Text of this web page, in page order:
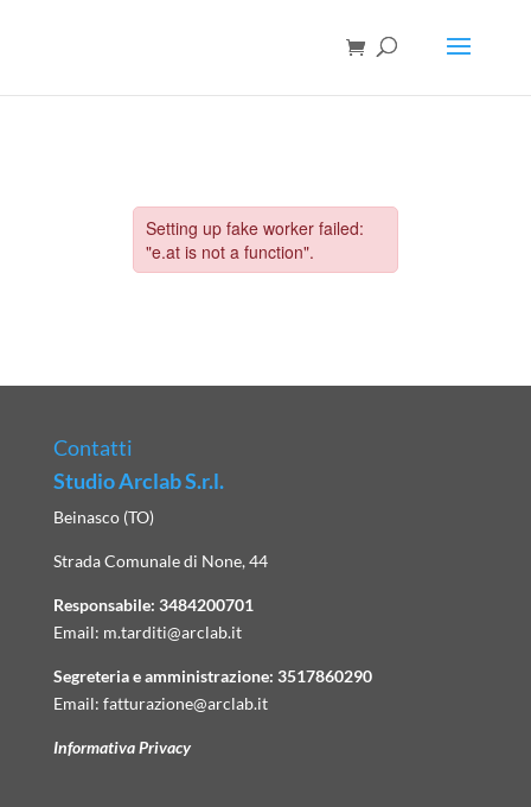
Contatti
Studio Arclab S.r.l.
Beinasco (TO)
Strada Comunale di None, 44
Responsabile: 3484200701
Email: m.tarditi@arclab.it
Segreteria e amministrazione: 3517860290
Email: fatturazione@arclab.it
Informativa Privacy